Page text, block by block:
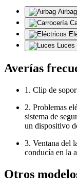
Airbag
Luces
Averías
1. Clip de
2. Problemas
sistema de
un dispositivo
3. Ventana del
conducía en la
Otros